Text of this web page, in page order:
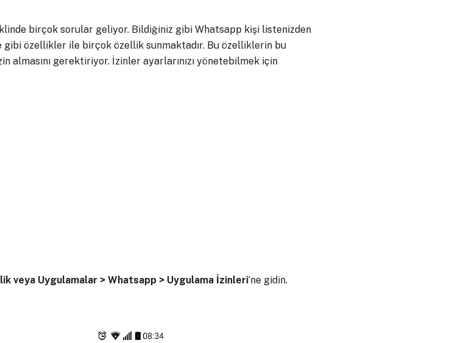
birçok sorular geliyor. Bildiğiniz gibi Whatsapp kişi listenizden
özellikler ile birçok özellik sunmaktadır. Bu özelliklerin bu
almasını gerektiriyor. İzinler ayarlarınızı yönetebilmek için
veya Uygulamalar > Whatsapp > Uygulama İzinleri‘ne gidin.